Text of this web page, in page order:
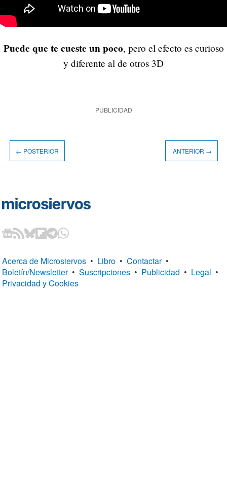
Puede que te cueste un poco, pero el efecto es curioso
y diferente al de otros 3D
PUBLICIDAD
← POSTERIOR ANTERIOR →
Acerca de Microsiervos • Libro • Contactar •
Boletín/Newsletter • Suscripciones • Publicidad • Legal •
Privacidad y Cookies